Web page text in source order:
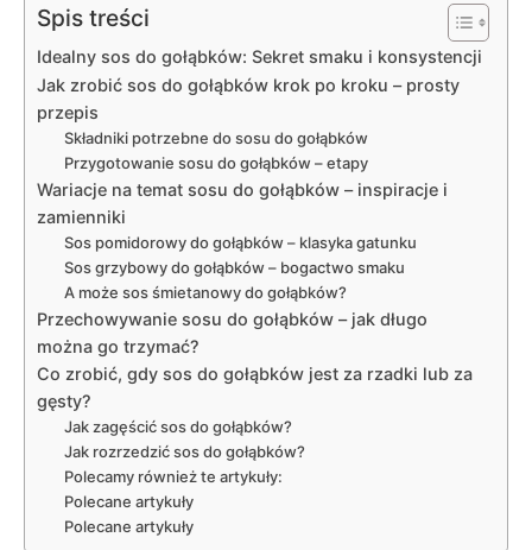
Spis treści
Idealny sos do gołąbków: Sekret smaku i konsystencji
Jak zrobić sos do gołąbków krok po kroku – prosty
przepis
Składniki potrzebne do sosu do gołąbków
Przygotowanie sosu do gołąbków – etapy
Wariacje na temat sosu do gołąbków – inspiracje i
zamienniki
Sos pomidorowy do gołąbków – klasyka gatunku
Sos grzybowy do gołąbków – bogactwo smaku
A może sos śmietanowy do gołąbków?
Przechowywanie sosu do gołąbków – jak długo
można go trzymać?
Co zrobić, gdy sos do gołąbków jest za rzadki lub za
gęsty?
Jak zagęścić sos do gołąbków?
Jak rozrzedzić sos do gołąbków?
Polecamy również te artykuły:
Polecane artykuły
Polecane artykuły